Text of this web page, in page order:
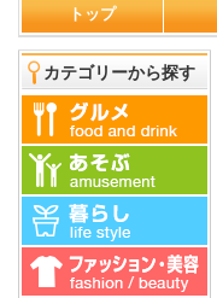
トップ
カテゴリーから探す